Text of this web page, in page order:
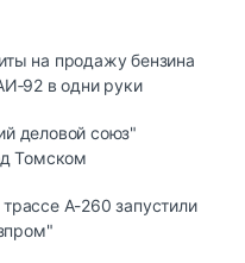
на продажу бензина
в одни руки
деловой союз"
Томском
А-260 запустили